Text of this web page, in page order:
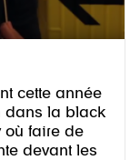
cette année
dans la black
où faire de
devant les